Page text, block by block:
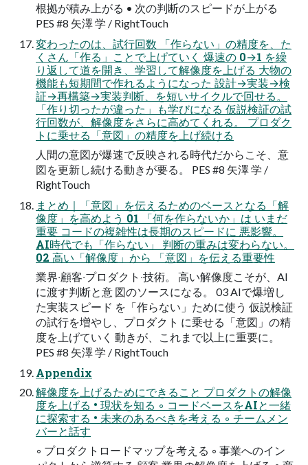
根拠が積み上がる • 次の判断のスピードが上がる
PES #8 ⽮澤 学 / RightTouch
変わったのは、試⾏回数 「作らない」の精度を、た
くさん「作る」ことで上げていく 爆速の 0→1 を繰
り返して道を開き、学習して解像度を上げる ⼤物の
機能も短期間で作れるようになった 設計→実装→検
証→再構築→実装判断、を短いサイクルで回せる。
「作り切ったが違った」も学びになる 仮説検証の試
⾏回数が、解像度をさらに⾼めてくれる。 プロダク
トに乗せる「意図」の精度を上げ続ける
⼈間の意図が爆速で反映される時代だからこそ、意
図を更新し続ける動きが要る。 PES #8 ⽮澤 学 /
RightTouch
まとめ｜「意図」を伝えるためのベースとなる「解
像度」を⾼めよう 01 「何を作らないか」は いまだ
重要 コードの複雑性は⻑期のスピードに 悪影響。
AI時代でも「作らない」 判断の重みは変わらない。
02 ⾼い「解像度」から 「意図」を伝える重要性
業界‧顧客‧プロダクト‧技術。 ⾼い解像度こそが、AI
に渡す判断と意 図のソースになる。 03 AIで爆増し
た実装スピード を「作らない」ために使う 仮説検証
の試⾏を増やし、プロダクト に乗せる「意図」の精
度を上げていく 動きが、これまで以上に重要に。
PES #8 ⽮澤 学 / RightTouch
Appendix
解像度を上げるためにできること プロダクトの解像
度を上げる • 現状を知る ◦ コードベースをAIと⼀緒
に探索する • 未来のあるべきを考える ◦ チームメン
バーと話す
◦ プロダクトロードマップを考える ◦ 事業へのイン